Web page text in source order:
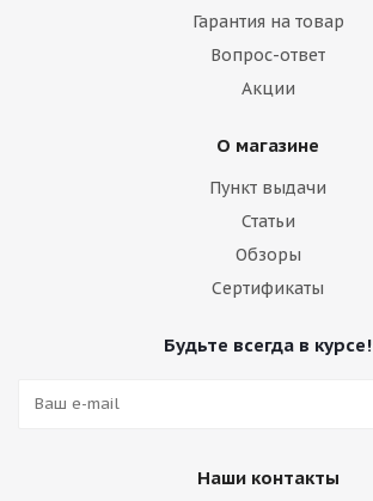
Гарантия на товар
Вопрос-ответ
Акции
О магазине
Пункт выдачи
Статьи
Обзоры
Сертификаты
Будьте всегда в курсе!
Наши контакты